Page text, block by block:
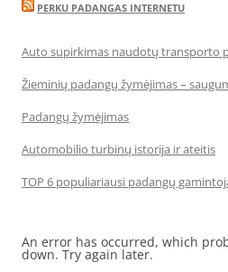
PERKU PADANGAS INTERNETU
Auto supirkimas naudotų transporto
Žieminių padangų žymėjimas –
Padangų žymėjimas
Automobilio turbinų istorija ir ateitis
TOP 6 populiariausi padangų
An error has occurred, which
down. Try again later.